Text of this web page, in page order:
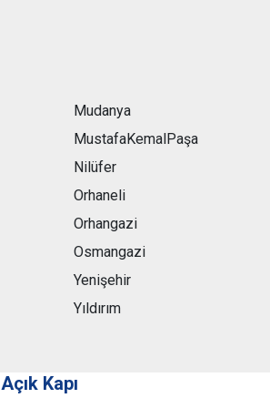
Mudanya
MustafaKemalPaşa
Nilüfer
Orhaneli
Orhangazi
Osmangazi
Yenişehir
Yıldırım
Açık Kapı